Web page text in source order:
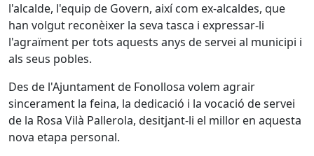
l'alcalde, l'equip de Govern, així com ex-alcaldes, que
han volgut reconèixer la seva tasca i expressar-li
l'agraïment per tots aquests anys de servei al municipi i
als seus pobles.
Des de l'Ajuntament de Fonollosa volem agrair
sincerament la feina, la dedicació i la vocació de servei
de la Rosa Vilà Pallerola, desitjant-li el millor en aquesta
nova etapa personal.